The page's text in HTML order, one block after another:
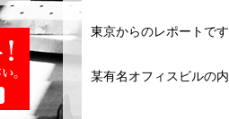
東京からのレポートで
某有名オフィスビルの